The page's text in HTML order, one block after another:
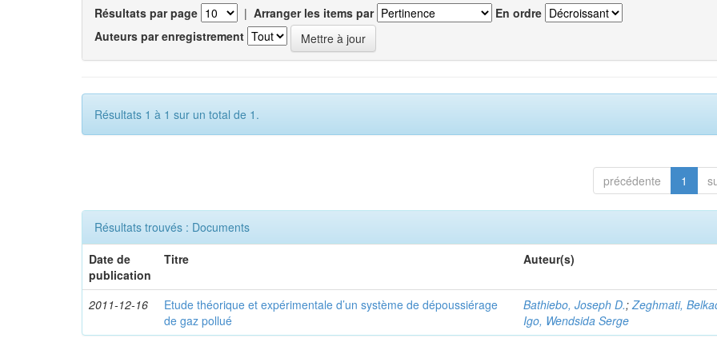
Résultats par page | Arranger les items par
En ordre
Auteurs par enregistrement
Résultats 1 à 1 sur un total de 1.
précédente 1
Résultats trouvés : Documents
Date de
publication
Titre Auteur(s)
2011-12-16
Etude théorique et expérimentale d’un système de dépoussiérage
de gaz pollué
Bathiebo, Joseph D.;Zeghmati,
Igo, Wendsida Serge